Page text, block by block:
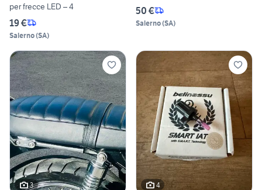
per frecce LED – 4
19 €
Salerno(SA)
50 €
Salerno(SA)
3 4